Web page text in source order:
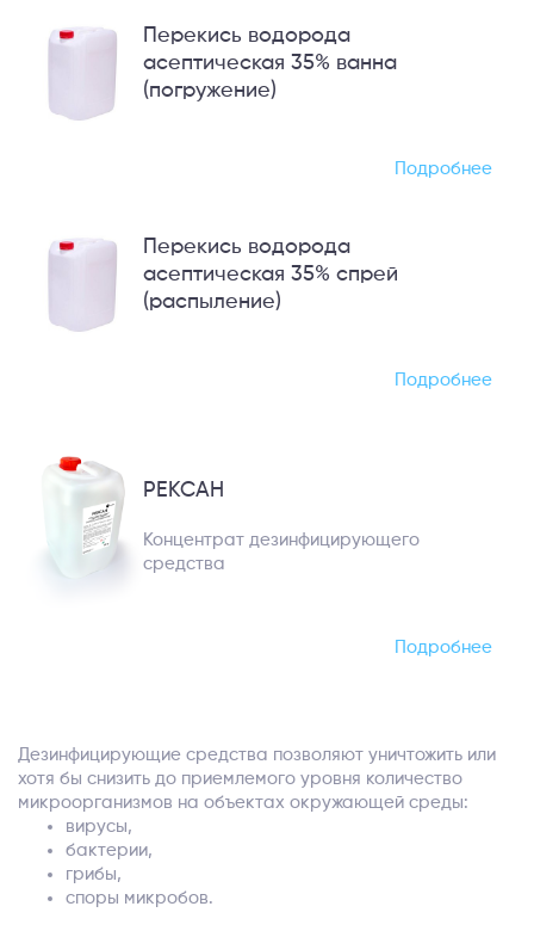
Перекись водорода
асептическая 35% ванна
(погружение)
Подробнее
Перекись водорода
асептическая 35% спрей
(распыление)
Подробнее
РЕКСАН
Концентрат дезинфицирующего
средства
Подробнее
Дезинфицирующие средства позволяют уничтожить или
хотя бы снизить до приемлемого уровня количество
микроорганизмов на объектах окружающей среды:
вирусы,
бактерии,
грибы,
споры микробов.